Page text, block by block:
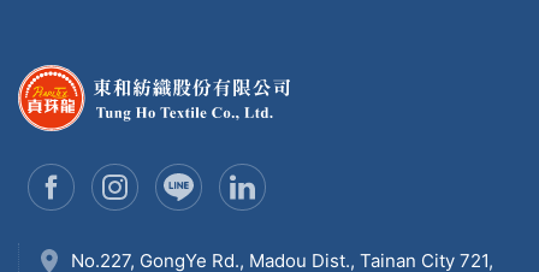
No.227, GongYe Rd., Madou Dist., Tainan City 721,